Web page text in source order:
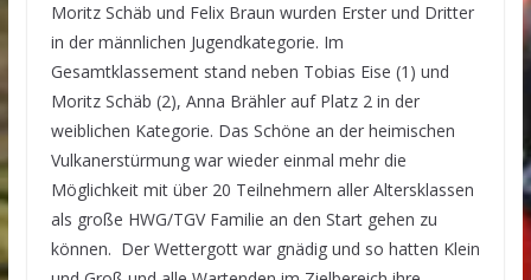
Moritz Schäb und Felix Braun wurden Erster und Dritter
in der männlichen Jugendkategorie. Im
Gesamtklassement stand neben Tobias Eise (1) und
Moritz Schäb (2), Anna Brähler auf Platz 2 in der
weiblichen Kategorie. Das Schöne an der heimischen
Vulkanerstürmung war wieder einmal mehr die
Möglichkeit mit über 20 Teilnehmern aller Altersklassen
als große HWG/TGV Familie an den Start gehen zu
können. Der Wettergott war gnädig und so hatten Klein